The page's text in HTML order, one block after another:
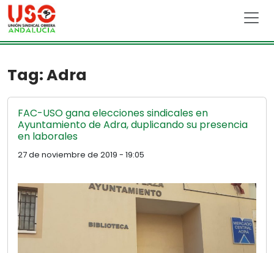
Skip to main content
Tag: Adra
FAC-USO gana elecciones sindicales en
Ayuntamiento de Adra, duplicando su presencia
en laborales
27 de noviembre de 2019 - 19:05